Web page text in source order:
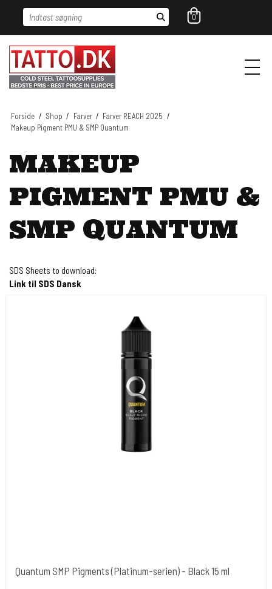
Indtast søgning 0
Forside / Shop / Farver / Farver REACH 2025 /
Makeup Pigment PMU & SMP Quantum
MAKEUP
PIGMENT PMU &
SMP QUANTUM
SDS Sheets to download:
Link til SDS Dansk
Quantum SMP Pigments (Platinum-serien) - Black 15 ml